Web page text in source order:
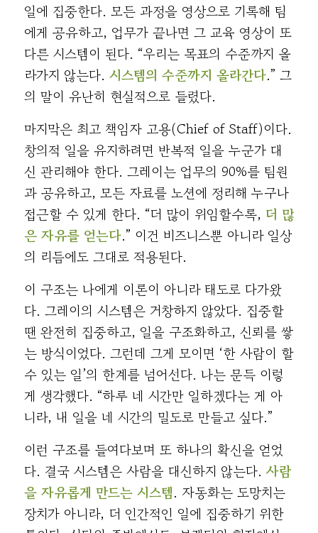
일에 집중한다. 모든 과정을 영상으로 기록해 팀
에게 공유하고, 업무가 끝나면 그 교육 영상이 또
다른 시스템이 된다. “우리는 목표의 수준까지 올
라가지 않는다. 시스템의 수준까지 올라간다.” 그
의 말이 유난히 현실적으로 들렸다.
마지막은 최고 책임자 고용(Chief of Staff)이다.
창의적 일을 유지하려면 반복적 일을 누군가 대
신 관리해야 한다. 그레이는 업무의 90%를 팀원
과 공유하고, 모든 자료를 노션에 정리해 누구나
접근할 수 있게 한다. “더 많이 위임할수록, 더 많
은 자유를 얻는다.” 이건 비즈니스뿐 아니라 일상
의 리듬에도 그대로 적용된다.
이 구조는 나에게 이론이 아니라 태도로 다가왔
다. 그레이의 시스템은 거창하지 않았다. 집중할
땐 완전히 집중하고, 일을 구조화하고, 신뢰를 쌓
는 방식이었다. 그런데 그게 모이면 ‘한 사람이 할
수 있는 일’의 한계를 넘어선다. 나는 문득 이렇
게 생각했다. “하루 네 시간만 일하겠다는 게 아
니라, 내 일을 네 시간의 밀도로 만들고 싶다.”
이런 구조를 들여다보며 또 하나의 확신을 얻었
다. 결국 시스템은 사람을 대신하지 않는다. 사람
을 자유롭게 만드는 시스템. 자동화는 도망치는
장치가 아니라, 더 인간적인 일에 집중하기 위한